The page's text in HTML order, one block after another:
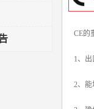
CE的
1、
2、能